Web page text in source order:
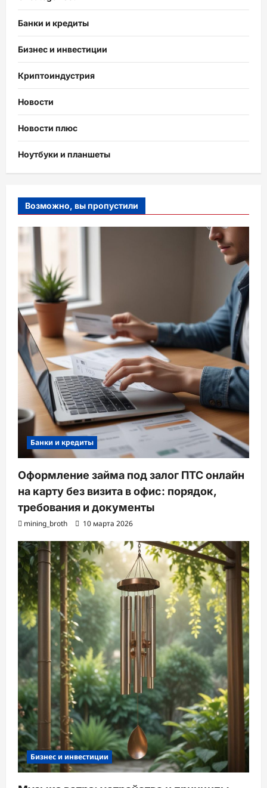
Банки и кредиты
Бизнес и инвестиции
Криптоиндустрия
Новости
Новости плюс
Ноутбуки и планшеты
Возможно, вы пропустили
Банки и кредиты
Оформление займа под залог ПТС онлайн
на карту без визита в офис: порядок,
требования и документы
mining_broth 10 марта 2026
Бизнес и инвестиции